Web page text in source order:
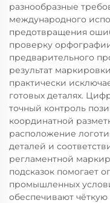
разнообразные
международного
предотвращения
проверку
предварительного
результат
практически
готовых деталях.
точный контроль
координатной
расположение
деталей и
регламентной
подсказок помогает
промышленных
обеспечивают